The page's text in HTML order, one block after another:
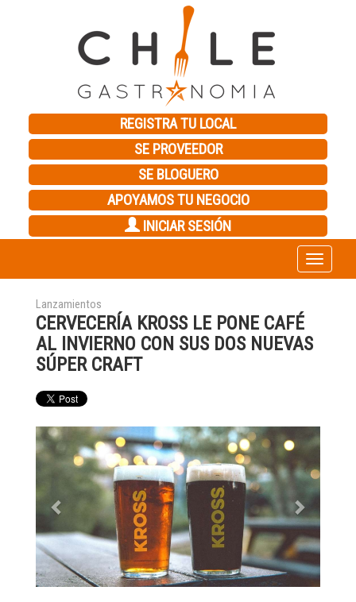
REGISTRA TU LOCAL
SE PROVEEDOR
SE BLOGUERO
APOYAMOS TU NEGOCIO
INICIAR SESIÓN
Toggle
navigation
Lanzamientos
CERVECERÍA KROSS LE PONE CAFÉ
AL INVIERNO CON SUS DOS NUEVAS
SÚPER CRAFT
Previous Next